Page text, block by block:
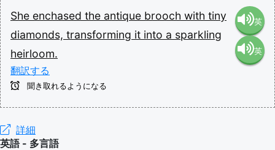
She enchased the antique brooch with tiny
diamonds, transforming it into a sparkling
heirloom.
翻訳する
英
語（米
英
聞き取れるようになる
詳細
英語 - 多言語